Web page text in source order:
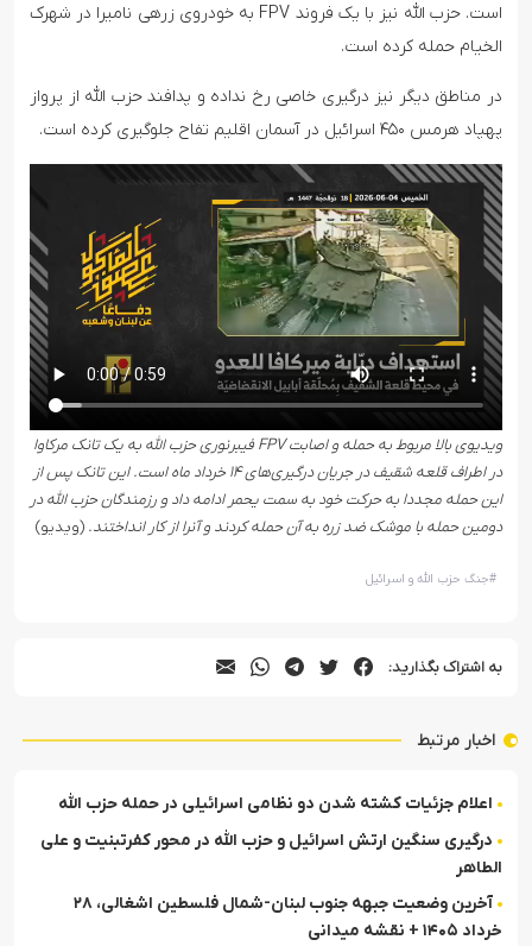
است. حزب الله نیز با یک فروند FPV به خودروی زرهی نامیرا در شهرک
الخیام حمله کرده است.
در مناطق دیگر نیز درگیری خاصی رخ نداده و پدافند حزب الله از پرواز
پهپاد هرمس ۴۵۰ اسرائیل در آسمان اقلیم تفاح جلوگیری کرده است.
ویدیوی بالا مربوط به حمله و اصابت FPV فیبرنوری حزب الله به یک تانک مرکاوا
در اطراف قلعه شقیف در جریان درگیری‌های ۱۴ خرداد ماه است‌. این تانک پس از
این حمله مجددا به حرکت خود به سمت یحمر ادامه داد و رزمندگان حزب الله در
دومین حمله با موشک ضد زره به آن حمله کردند و آنرا از کار انداختند. (ویدیو)
#جنگ حزب الله و اسرائیل
به اشتراک بگذارید:
اخبار مرتبط
اعلام جزئیات کشته شدن دو نظامی اسرائیلی در حمله حزب الله
درگیری سنگین ارتش اسرائیل و حزب الله در محور کفرتبنیت و علی
الطاهر
آخرین وضعیت جبهه جنوب لبنان-شمال فلسطین اشغالی، ۲۸
خرداد ۱۴۰۵ + نقشه میدانی